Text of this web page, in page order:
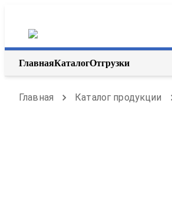
ГлавнаяКаталогОтгрузки
Главная Каталог продукции